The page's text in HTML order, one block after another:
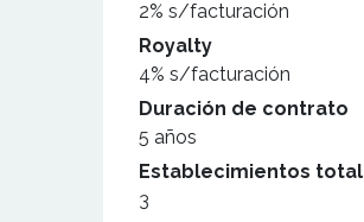
2% s/facturación
Royalty
4% s/facturación
Duración de contrato
5 años
Establecimientos
3